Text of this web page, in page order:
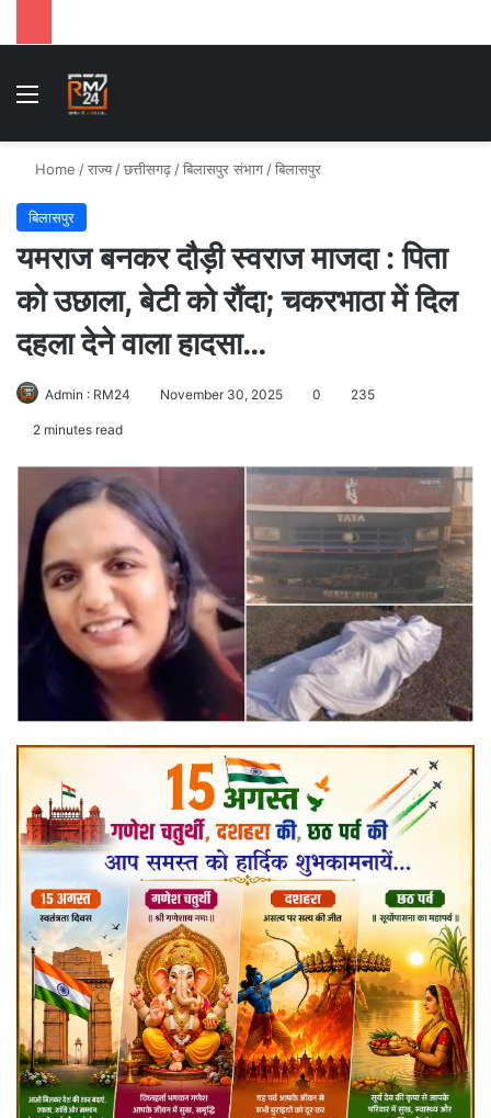
Menu
Home /राज्य /छत्तीसगढ़ /बिलासपुर संभाग /बिलासपुर
बिलासपुर
यमराज बनकर दौड़ी स्वराज माजदा : पिता
को उछाला, बेटी को रौंदा; चकरभाठा में दिल
दहला देने वाला हादसा…
Admin : RM24 November 30, 2025 0 235
2 minutes read